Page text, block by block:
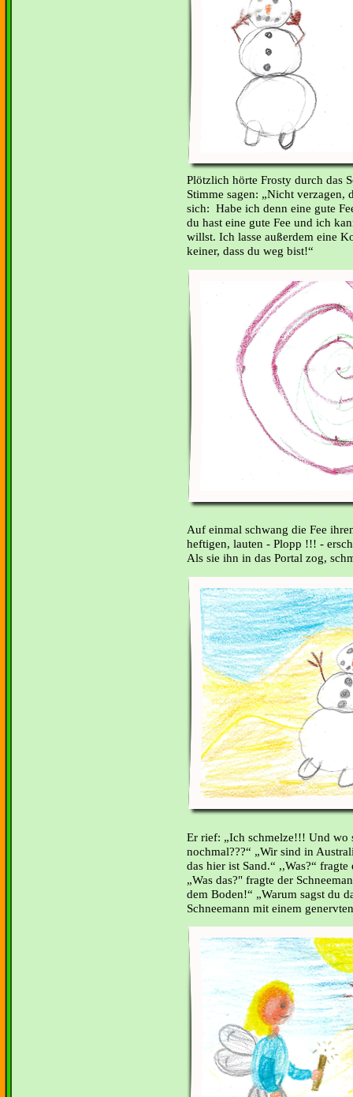
Plötzlich hörte Frosty durch das
Stimme sagen: „Nicht verzagen,
sich: Habe ich denn eine gute
du hast eine gute Fee und ich
willst. Ich lasse außerdem eine
keiner, dass du weg bist!“
Auf einmal schwang die Fee
heftigen, lauten - Plopp !!! -
Als sie ihn in das Portal zog,
Er rief: „Ich schmelze!!! Und wo
nochmal???“ „Wir sind in
das hier ist Sand.“ ,,Was?“
Was das?" fragte der
dem Boden!“ „Warum sagst du
Schneemann mit einem